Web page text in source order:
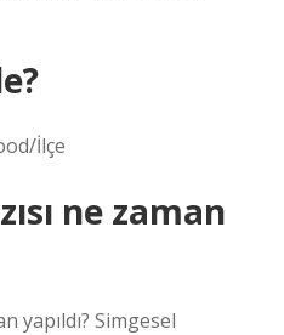
İlçe
ne zaman
yapıldı? Simgesel